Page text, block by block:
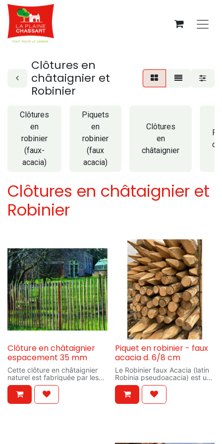
Clôtures en
châtaignier et
Robinier
Clôtures
en
robinier
(faux-
acacia)
Piquets
en
robinier
(faux
acacia)
Clôtures
en
châtaignier
Clôtures en châtaignier et
Robinier
Clôture en châtaignier
espacement 35 mm
Cette clôture en châtaignier
naturel est fabriquée par les
"Feuillardiers" traditionnels du
Limousin. Sa couleur, sa
durabilité naturelle et sa
Piquet en robinier - faux
acacia d. 6/8 cm
Le Robinier faux Acacia (latin
Robinia pseudoacacia) est un
arbre originaire du nord-est
des États-Unis. Les noms
fréquemment rencontrés pour